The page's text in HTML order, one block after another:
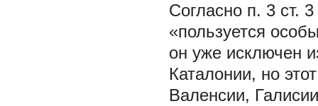
Согласно п. 3 ст.
«пользуется
он уже исключен
Каталонии, но
Валенсии,